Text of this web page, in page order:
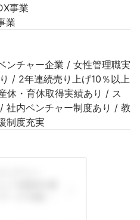
事業
業
ンチャー企業 / 女性管理職実
/ 2年連続売り上げ10％以上
休・育休取得実績あり / ス
社内ベンチャー制度あり / 教
制度充実